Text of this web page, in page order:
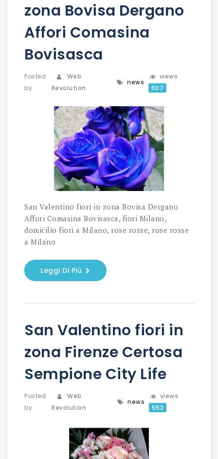
zona Bovisa Dergano
Affori Comasina
Bovisasca
Posted
by
Web
Revolution
news
views
607
San Valentino fiori in zona Bovisa Dergano
Affori Comasina Bovisasca, fiori Milano,
domicilio fiori a Milano, rose rosse, rose rosse
a Milano
Leggi Di Più
San Valentino fiori in
zona Firenze Certosa
Sempione City Life
Posted
by
Web
Revolution
news
views
553